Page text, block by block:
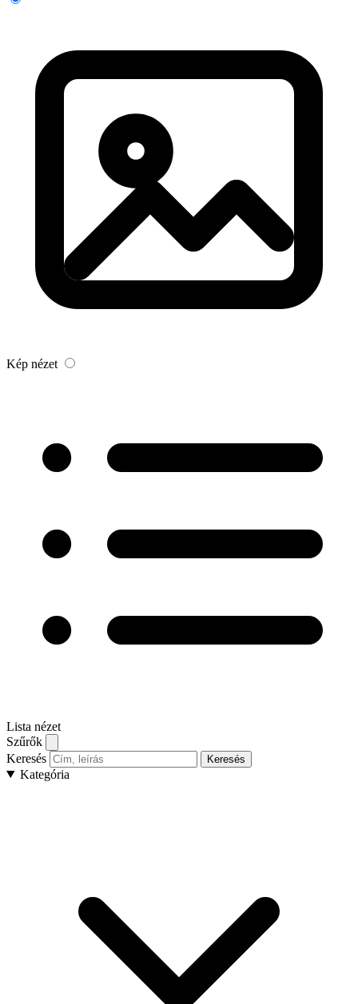
Kép nézet
Lista nézet
Szűrők
Keresés
Keresés
Kategória